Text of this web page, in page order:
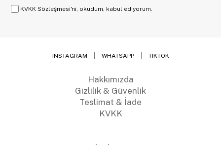
KVKK Sözleşmesi'ni, okudum, kabul ediyorum.
INSTAGRAM WHATSAPP TIKTOK
Hakkımızda
Gizlilik & Güvenlik
Teslimat & İade
KVKK